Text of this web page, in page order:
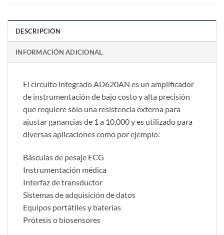
DESCRIPCIÓN
INFORMACIÓN ADICIONAL
El circuito integrado AD620AN es un amplificador
de instrumentación de bajo costo y alta precisión
que requiere sólo una resistencia externa para
ajustar ganancias de 1 a 10,000 y es utilizado para
diversas aplicaciones como por ejemplo:
Básculas de pesaje ECG
Instrumentación médica
Interfaz de transductor
Sistemas de adquisición de datos
Equipos portátiles y baterías
Prótesis o biosensores